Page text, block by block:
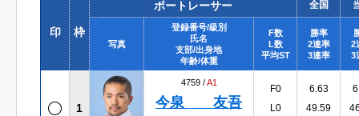
印 枠
ボートレーサー 全国
写真
登録番号/級別
氏名
支部/出身地
年齢/体重
F数
L数
平均ST
勝率
2連率
3連率
2
3
1
4759 /A1
今泉 友吾
F0
L0
6.63
49.59